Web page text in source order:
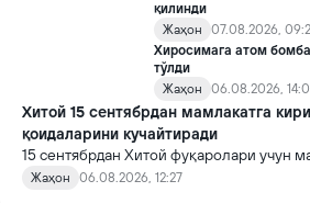
қилинди
Жаҳон
07.08.2026,
Хиросимага атом
тўлди
Жаҳон
06.08.2026,
Хитой 15 сентябрдан мамлакатга
қоидаларини кучайтиради
15 сентябрдан Хитой фуқаролари учун
хорижликлар учун эса Хитойга кириш
Жаҳон 06.08.2026, 12:27